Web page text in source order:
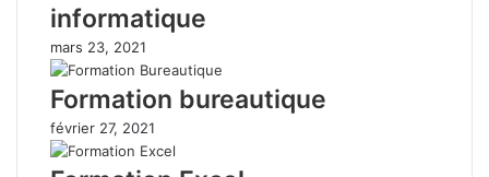
informatique
mars 23, 2021
Formation bureautique
février 27, 2021